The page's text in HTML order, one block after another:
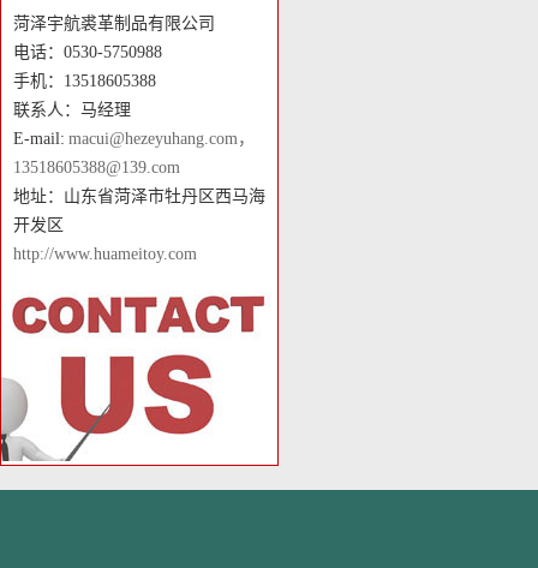
菏泽宇航裘革制品有限公司
电话：0530-5750988
手机：13518605388
联系人：马经理
E-mail: macui@hezeyuhang.com，
13518605388@139.com
地址：山东省菏泽市牡丹区西马海
开发区
http://www.huameitoy.com